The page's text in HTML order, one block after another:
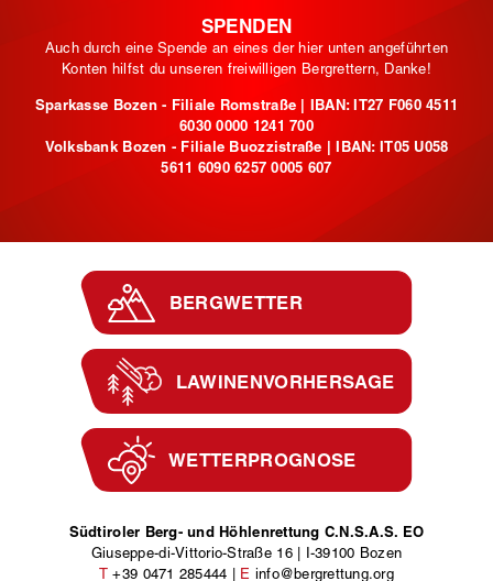
SPENDEN
Auch durch eine Spende an eines der hier unten angeführten
Konten hilfst du unseren freiwilligen Bergrettern, Danke!
Sparkasse Bozen - Filiale Romstraße | IBAN: IT27 F060 4511
6030 0000 1241 700
Volksbank Bozen - Filiale Buozzistraße | IBAN: IT05 U058
5611 6090 6257 0005 607
BERGWETTER
LAWINENVORHERSAGE
WETTERPROGNOSE
Südtiroler Berg- und Höhlenrettung C.N.S.A.S. EO
Giuseppe-di-Vittorio-Straße 16| I-39100 Bozen
T +39 0471 285444 | E info@bergrettung.org